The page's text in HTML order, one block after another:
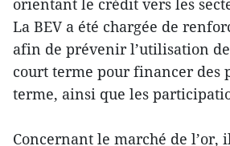
La BEV a été chargée de
afin de prévenir l’utilisation de
court terme pour financer des
terme, ainsi que les
Concernant le marché de l’or,